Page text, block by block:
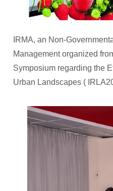
IRMA, an Non-
Management organized
Symposium regarding the
Urban Landscapes (